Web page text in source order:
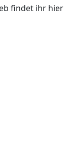
findet ihr hier